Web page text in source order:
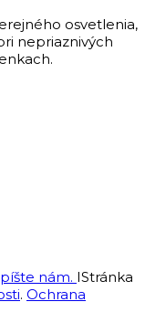
osvetlenia,
nepriaznivých
nám. IStránka
. Ochrana